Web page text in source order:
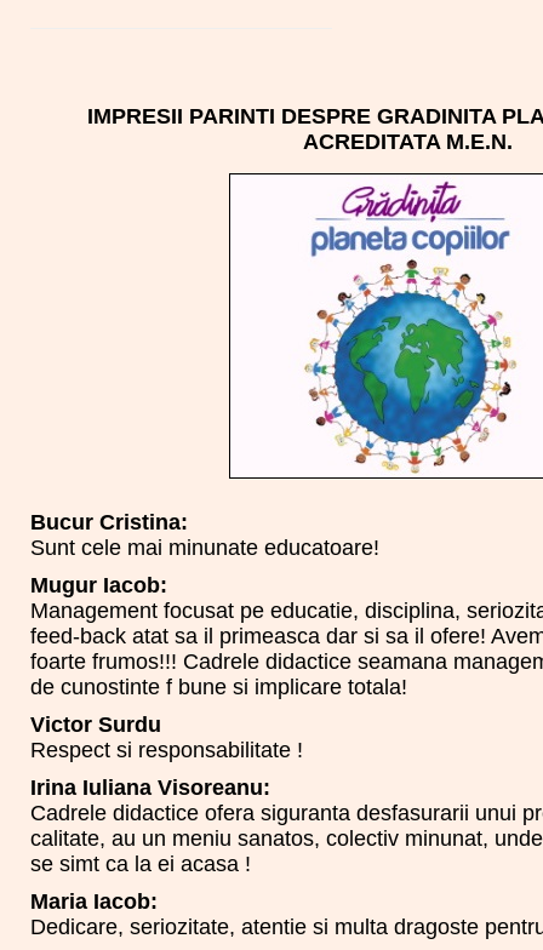
IMPRESII PARINTI DESPRE GRADINITA
ACREDITATA M.E.N.
Bucur Cristina:
Sunt cele mai minunate educatoare!
Mugur Iacob:
Management focusat pe educatie, disciplina,
feed-back atat sa il primeasca dar si sa il ofere!
foarte frumos!!! Cadrele didactice seamana
de cunostinte f bune si implicare totala!
Victor Surdu
Respect si responsabilitate !
Irina Iuliana Visoreanu:
Cadrele didactice ofera siguranta desfasurarii unui
calitate, au un meniu sanatos, colectiv minunat,
se simt ca la ei acasa !
Maria Iacob:
Dedicare, seriozitate, atentie si multa dragoste